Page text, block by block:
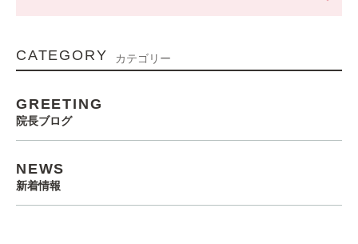
CATEGORY カテゴリー
GREETING
院長ブログ
NEWS
新着情報